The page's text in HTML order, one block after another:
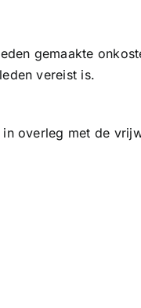
gemaakte
vereist is.
overleg met de